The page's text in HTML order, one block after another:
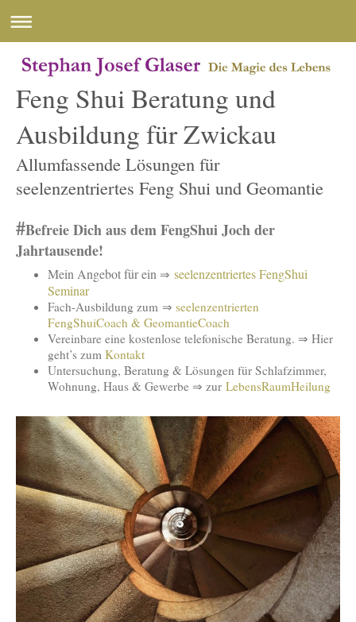
Feng Shui Beratung und
Ausbildung für Zwickau
Allumfassende Lösungen für
seelenzentriertes Feng Shui und Geomantie
#Befreie Dich aus dem FengShui Joch der
Jahrtausende!
Mein Angebot für ein ⇒ seelenzentriertes FengShui
Seminar
Fach-Ausbildung zum ⇒ seelenzentrierten
FengShuiCoach & GeomantieCoach
Vereinbare eine kostenlose telefonische Beratung. ⇒ Hier
geht’s zum Kontakt
Untersuchung, Beratung & Lösungen für Schlafzimmer,
Wohnung, Haus & Gewerbe ⇒ zur LebensRaumHeilung